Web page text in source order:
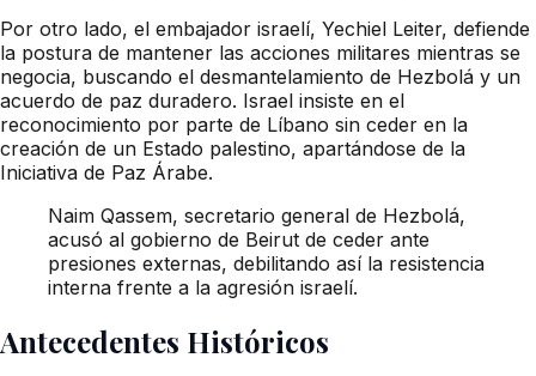
Por otro lado, el embajador israelí, Yechiel Leiter, defiende
la postura de mantener las acciones militares mientras se
negocia, buscando el desmantelamiento de Hezbolá y un
acuerdo de paz duradero. Israel insiste en el
reconocimiento por parte de Líbano sin ceder en la
creación de un Estado palestino, apartándose de la
Iniciativa de Paz Árabe.
Naim Qassem, secretario general de Hezbolá,
acusó al gobierno de Beirut de ceder ante
presiones externas, debilitando así la resistencia
interna frente a la agresión israelí.
Antecedentes Históricos